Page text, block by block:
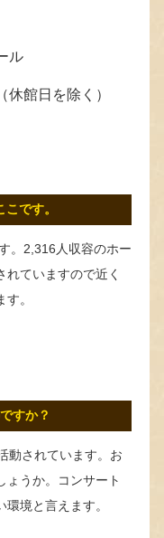
ル
館日を除く）
です。
。2,316人収容のホー
れていますので近く
。
すか？
動されています。お
ょうか。コンサート
境と言えます。